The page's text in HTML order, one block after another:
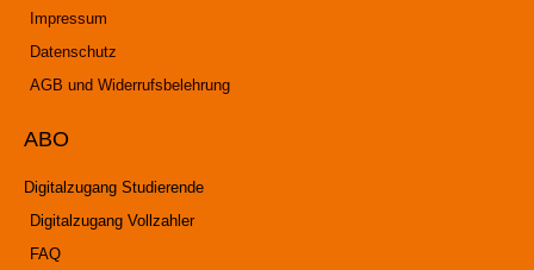
Impressum
Datenschutz
AGB und Widerrufsbelehrung
ABO
Digitalzugang Studierende
Digitalzugang Vollzahler
FAQ